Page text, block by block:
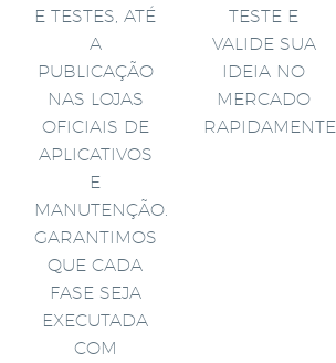
E TESTES, ATÉ
A
PUBLICAÇÃO
NAS LOJAS
OFICIAIS DE
APLICATIVOS
E
MANUTENÇÃO.
GARANTIMOS
QUE CADA
FASE SEJA
EXECUTADA
COM
TESTE E
VALIDE SUA
IDEIA NO
MERCADO
RAPIDAMENTE.